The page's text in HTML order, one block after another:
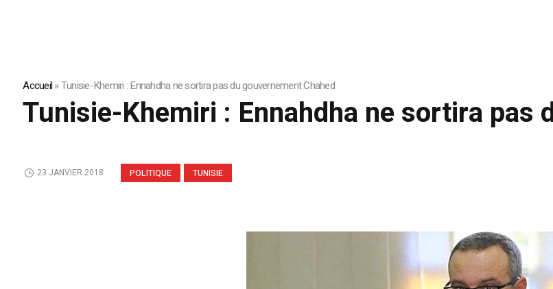
Accueil»Tunisie-Khemiri : Ennahdha ne sortira pas du gouvernement Chahed
Tunisie-Khemiri : Ennahdha ne sortira pas
POLITIQUE TUNISIE
23 JANVIER 2018